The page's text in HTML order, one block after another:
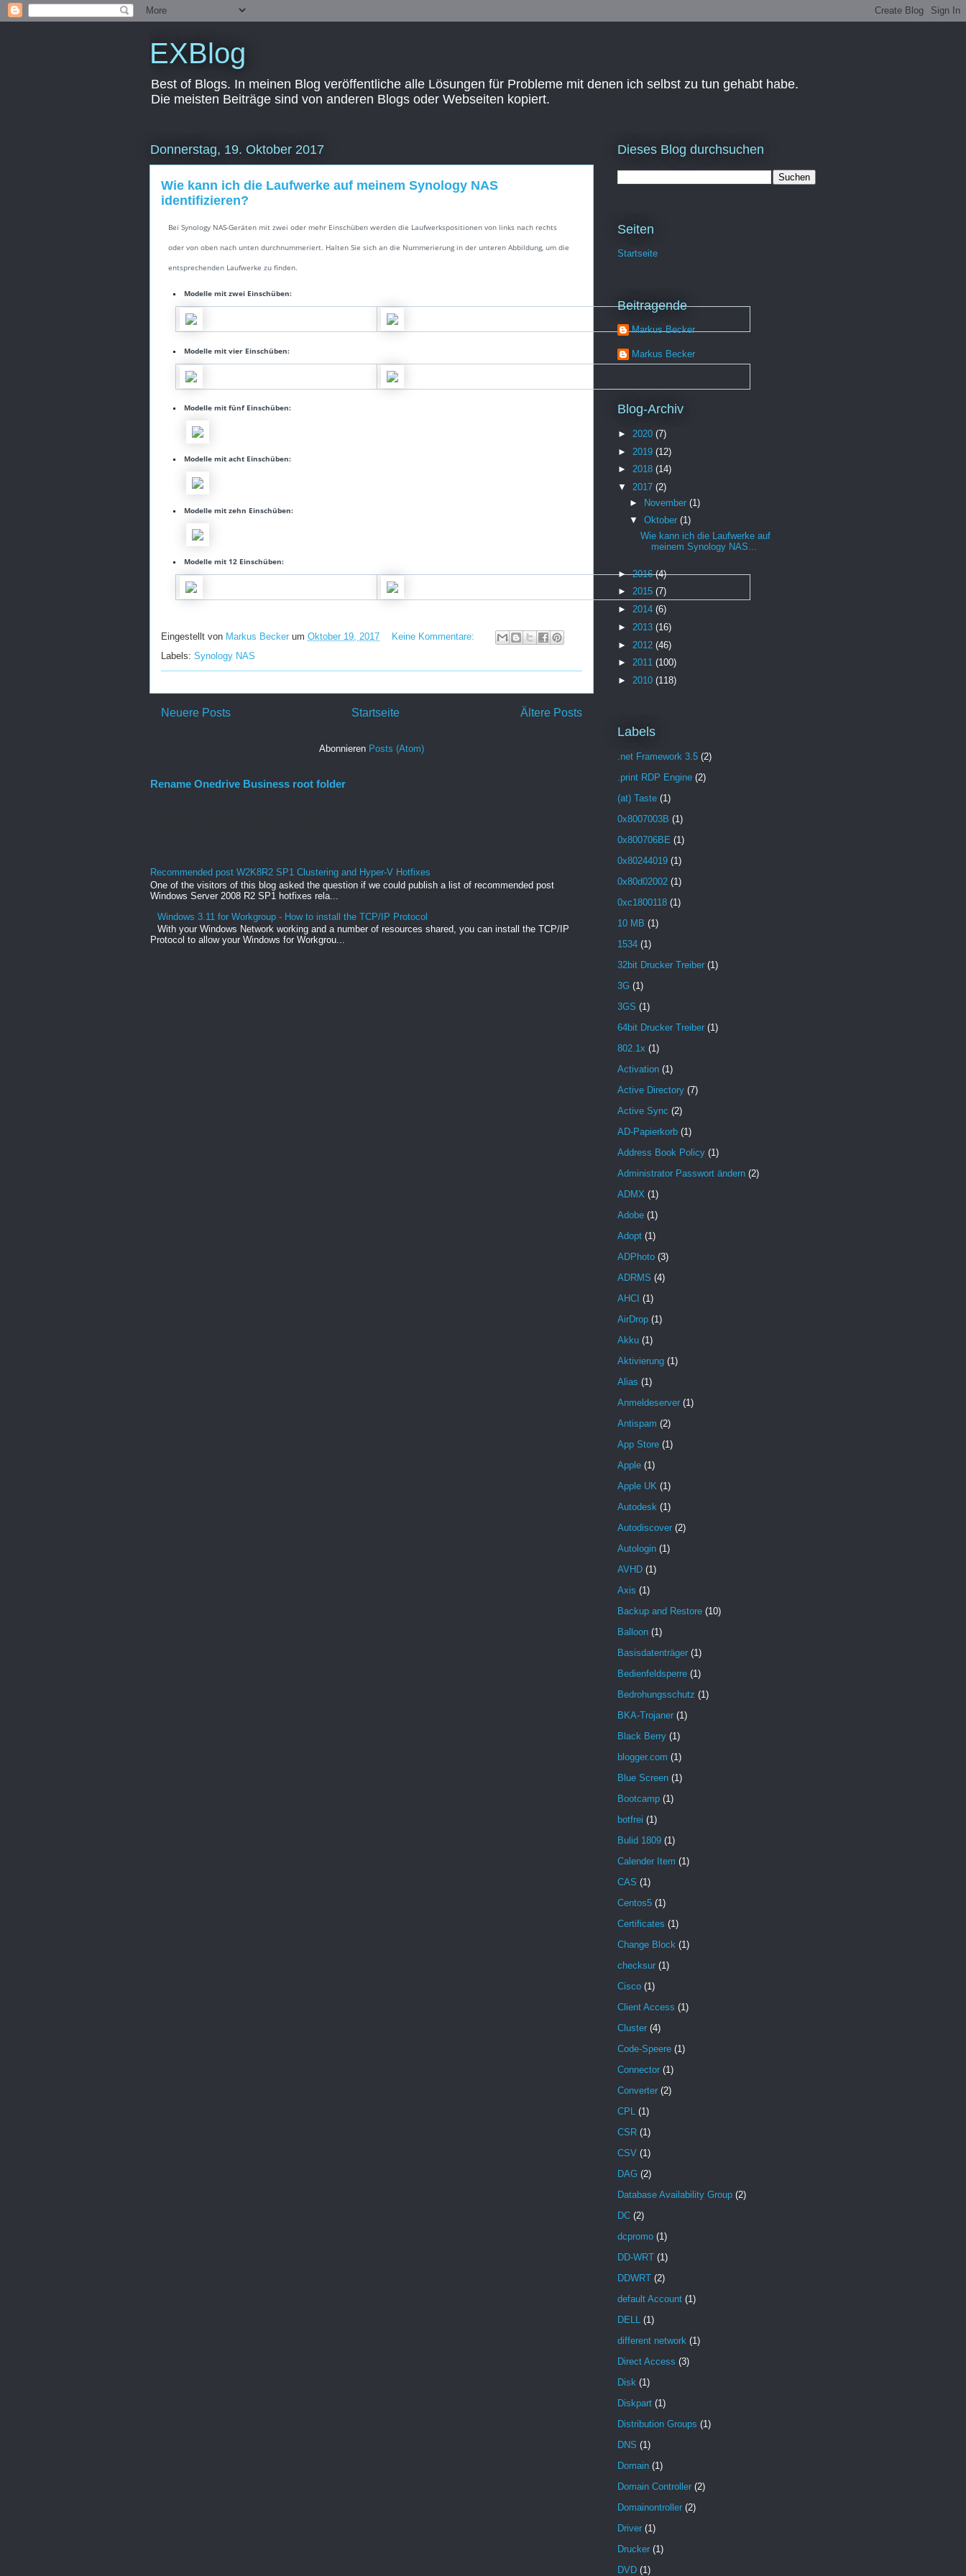
EXBlog
Best of Blogs. In meinen Blog veröffentliche alle Lösungen für Probleme mit denen ich selbst zu tun gehabt habe.
Die meisten Beiträge sind von anderen Blogs oder Webseiten kopiert.
Donnerstag, 19. Oktober 2017
Wie kann ich die Laufwerke auf meinem Synology NAS
identifizieren?
Bei Synology NAS-Geräten mit zwei oder mehr Einschüben werden die Laufwerkspositionen von links nach rechts
oder von oben nach unten durchnummeriert. Halten Sie sich an die Nummerierung in der unteren Abbildung, um die
entsprechenden Laufwerke zu finden.
Modelle mit zwei Einschüben:
Modelle mit vier Einschüben:
Modelle mit fünf Einschüben:
Modelle mit acht Einschüben:
Modelle mit zehn Einschüben:
Modelle mit 12 Einschüben:
Eingestellt von Markus Becker um Oktober 19, 2017
Keine Kommentare:
Labels: Synology NAS
Neuere Posts Ältere Posts
Startseite
Abonnieren Posts (Atom)
Rename Onedrive Business root folder
Recommended post W2K8R2 SP1 Clustering and Hyper-V Hotfixes
One of the visitors of this blog asked the question if we could publish a list of recommended post
Windows Server 2008 R2 SP1 hotfixes rela...
Windows 3.11 for Workgroup - How to install the TCP/IP Protocol
With your Windows Network working and a number of resources shared, you can install the TCP/IP
Protocol to allow your Windows for Workgrou...
Dieses Blog durchsuchen
Seiten
Startseite
Beitragende
Markus Becker
Markus Becker
Blog-Archiv
► 2020 (7)
► 2019 (12)
► 2018 (14)
▼ 2017 (2)
► November (1)
▼ Oktober (1)
Wie kann ich die Laufwerke auf
meinem Synology NAS...
►2016(4)
► 2015 (7)
► 2014 (6)
► 2013 (16)
► 2012 (46)
► 2011 (100)
► 2010 (118)
Labels
.net Framework 3.5 (2)
.print RDP Engine (2)
(at) Taste (1)
0x8007003B (1)
0x800706BE (1)
0x80244019 (1)
0x80d02002 (1)
0xc1800118 (1)
10 MB (1)
1534 (1)
32bit Drucker Treiber (1)
3G (1)
3GS (1)
64bit Drucker Treiber (1)
802.1x (1)
Activation (1)
Active Directory (7)
Active Sync (2)
AD-Papierkorb (1)
Address Book Policy (1)
Administrator Passwort ändern (2)
ADMX (1)
Adobe (1)
Adopt (1)
ADPhoto (3)
ADRMS (4)
AHCI (1)
AirDrop (1)
Akku (1)
Aktivierung (1)
Alias (1)
Anmeldeserver (1)
Antispam (2)
App Store (1)
Apple (1)
Apple UK (1)
Autodesk (1)
Autodiscover (2)
Autologin (1)
AVHD (1)
Axis (1)
Backup and Restore (10)
Balloon (1)
Basisdatenträger (1)
Bedienfeldsperre (1)
Bedrohungsschutz (1)
BKA-Trojaner (1)
Black Berry (1)
blogger.com (1)
Blue Screen (1)
Bootcamp (1)
botfrei (1)
Bulid 1809 (1)
Calender Item (1)
CAS (1)
Centos5 (1)
Certificates (1)
Change Block (1)
checksur (1)
Cisco (1)
Client Access (1)
Cluster (4)
Code-Speere (1)
Connector (1)
Converter (2)
CPL
(1)
CSR (1)
CSV (1)
DAG (2)
Database Availability Group (2)
DC (2)
dcpromo (1)
DD-WRT (1)
DDWRT (2)
default Account (1)
DELL
(1)
different network (1)
Direct Access (3)
Disk (1)
Diskpart (1)
Distribution Groups (1)
DNS (1)
Domain (1)
Domain Controller (2)
Domainontroller (2)
Driver (1)
Drucker (1)
DVD (1)